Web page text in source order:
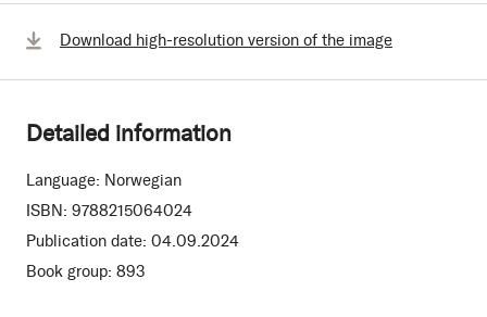
Download high-resolution version of the image
Detailed information
Language: Norwegian
ISBN: 9788215064024
Publication date: 04.09.2024
Book group: 893